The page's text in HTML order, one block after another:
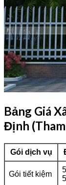
Bảng Giá
Định
Gói dịch vụ
Gói tiết kiệm